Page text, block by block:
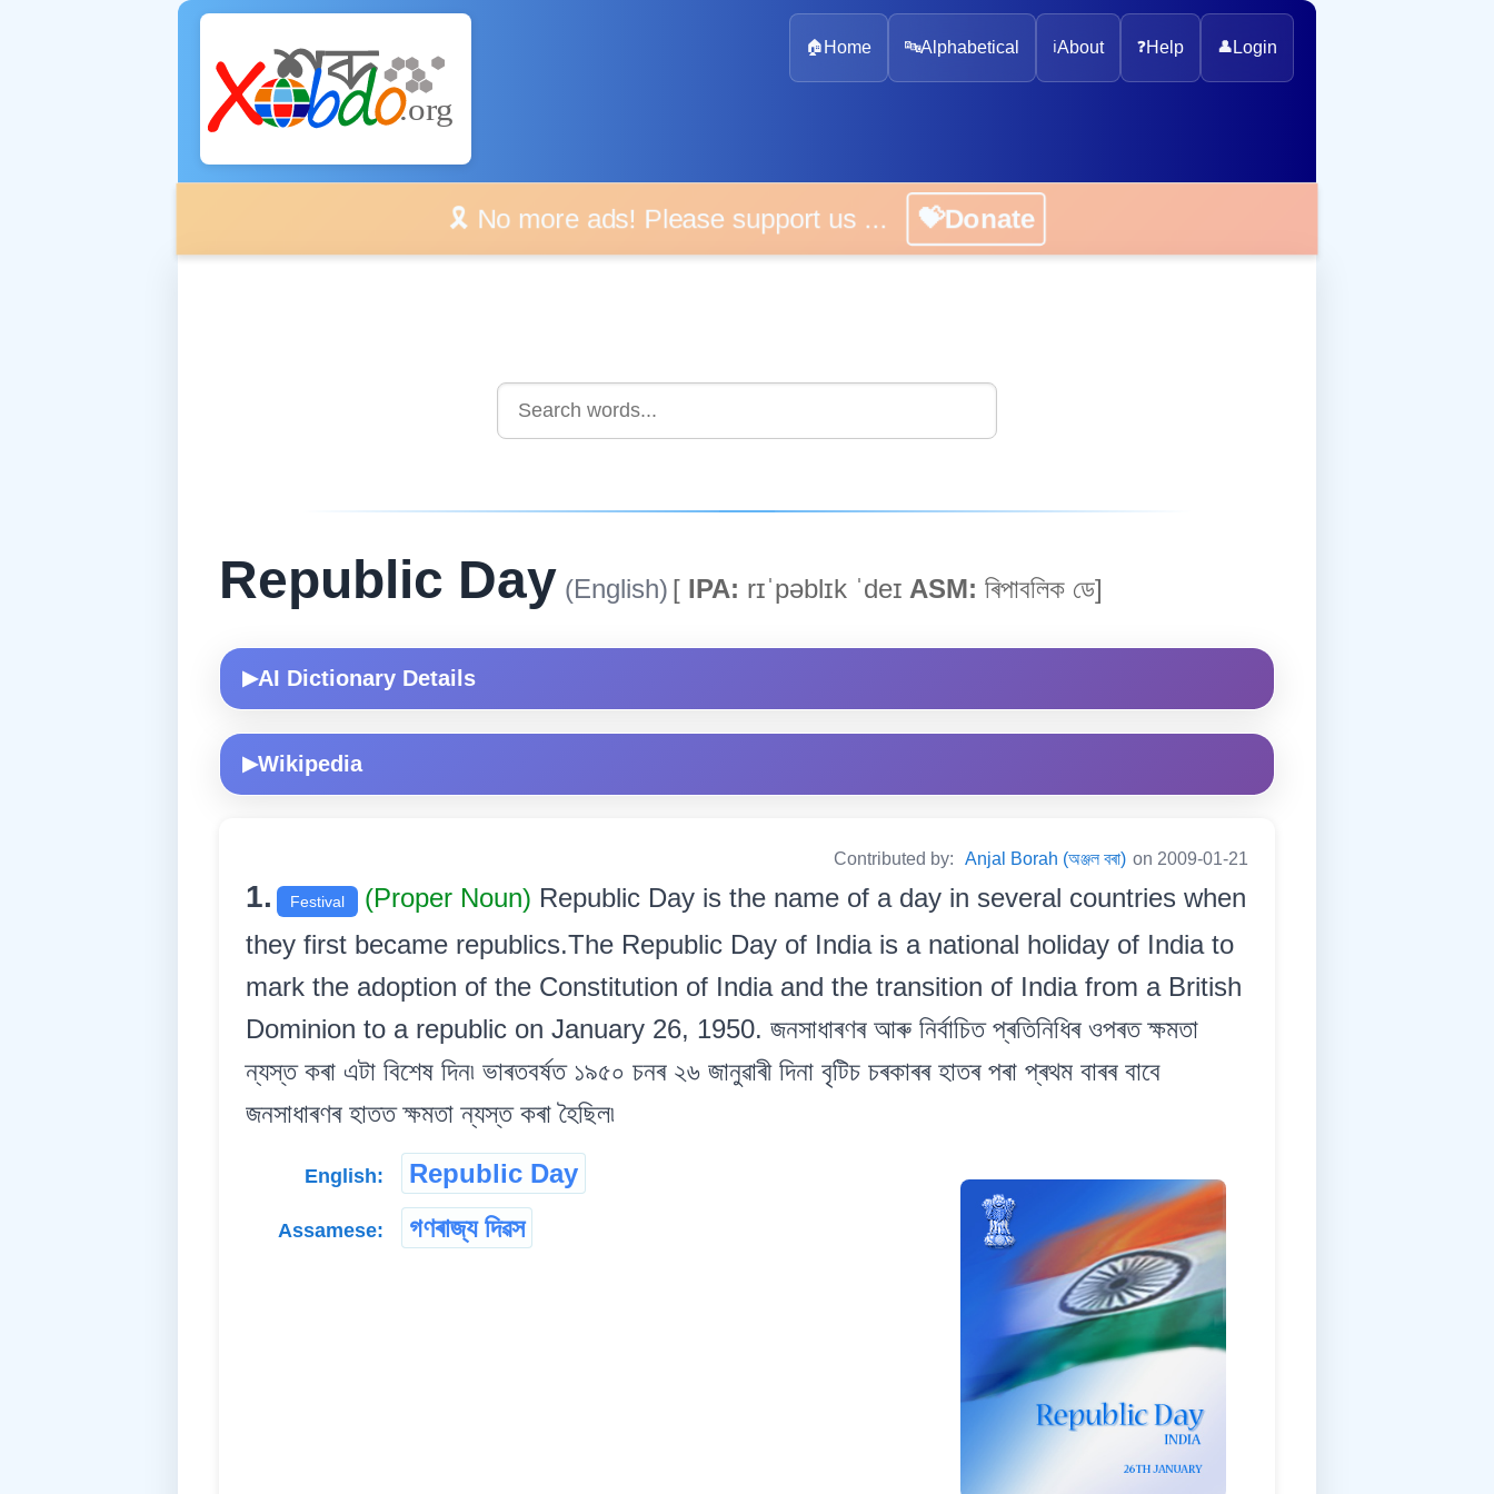
🏠 Home 🔤Alphabetical ℹ️About ❓Help 👤Login
🎗️ No more ads! Please support us ... 💝Donate
Republic Day (English) [ IPA: rɪˈpəblɪk ˈdeɪ ASM: ৰিপাবলিক ডে]
▶AI Dictionary Details
▶Wikipedia
Contributed by: Anjal Borah (অঞ্জল বৰা) on 2009-01-21
1. Festival (Proper Noun) Republic Day is the name of a day in several countries when
they first became republics.The Republic Day of India is a national holiday of India to
mark the adoption of the Constitution of India and the transition of India from a British
Dominion to a republic on January 26, 1950. জনসাধাৰণৰ আৰু নিৰ্বাচিত প্ৰতিনিধিৰ ওপৰত ক্ষমতা
ন্যস্ত কৰা এটা বিশেষ দিন৷ ভাৰতবৰ্ষত ১৯৫০ চনৰ ২৬ জানুৱাৰী দিনা বৃটিচ চৰকাৰৰ হাতৰ পৰা প্ৰথম বাৰৰ বাবে
জনসাধাৰণৰ হাতত ক্ষমতা ন্যস্ত কৰা হৈছিল৷
English: Republic Day
Assamese: গণৰাজ্য দিৱস